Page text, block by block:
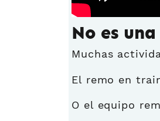
No es
Muchas
El remo en
O el equipo